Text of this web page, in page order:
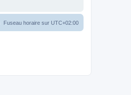
Fuseau horaire sur UTC+02:00